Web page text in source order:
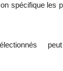
spécifique les